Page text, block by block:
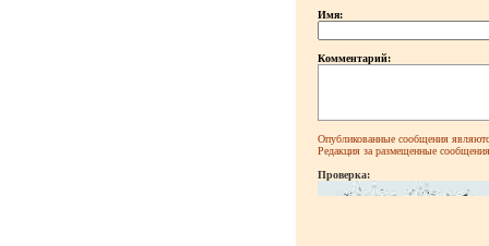
Имя:
Комментарий:
Опубликованные сообщения
Редакция за размещенные сообщения
Проверка: